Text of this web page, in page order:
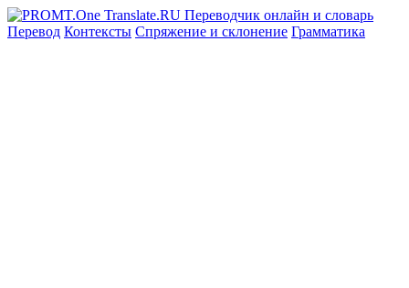
Перевод Контексты Спряжение и склонение Грамматика